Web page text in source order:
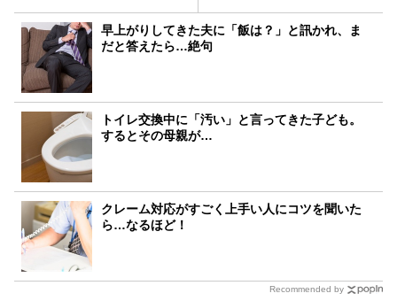
早上がりしてきた夫に「飯は？」と訊かれ、ま
だと答えたら…絶句
トイレ交換中に「汚い」と言ってきた子ども。
するとその母親が…
クレーム対応がすごく上手い人にコツを聞いた
ら…なるほど！
Recommended by